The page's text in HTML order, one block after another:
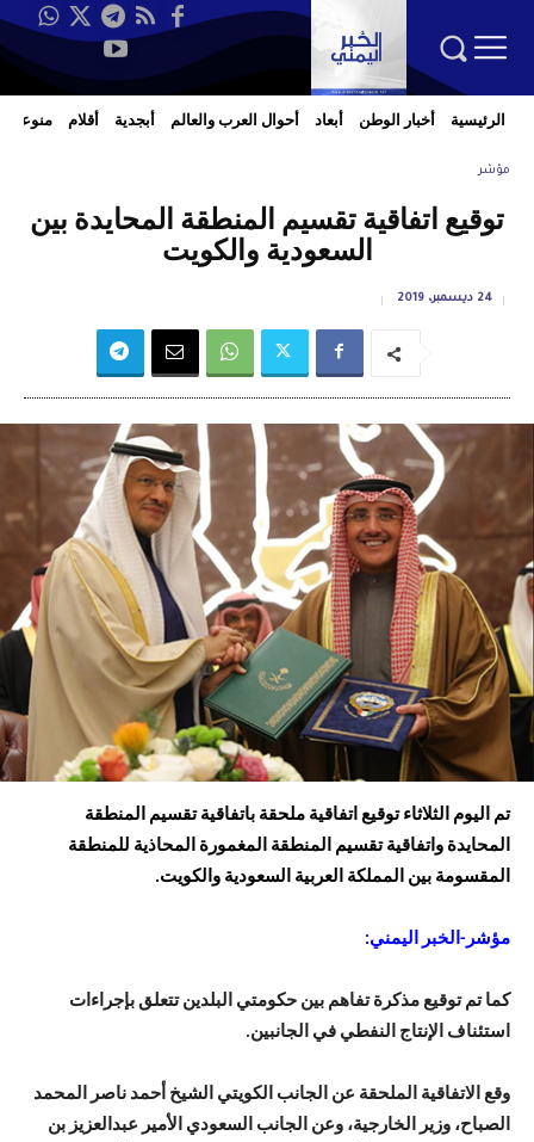
الرئيسية أخبار الوطن أبعاد أحوال العرب والعالم أبجدية أقلام منوعات
مؤشر
توقيع اتفاقية تقسيم المنطقة المحايدة بين
السعودية والكويت
24 ديسمبر، 2019
تم اليوم الثلاثاء توقيع اتفاقية ملحقة باتفاقية تقسيم المنطقة
المحايدة واتفاقية تقسيم المنطقة المغمورة المحاذية للمنطقة
المقسومة بين المملكة العربية السعودية والكويت.
مؤشر-الخبر اليمني:
كما تم توقيع مذكرة تفاهم بين حكومتي البلدين تتعلق بإجراءات
استئناف الإنتاج النفطي في الجانبين.
وقع الاتفاقية الملحقة عن الجانب الكويتي الشيخ أحمد ناصر المحمد
الصباح، وزير الخارجية، وعن الجانب السعودي الأمير عبدالعزيز بن